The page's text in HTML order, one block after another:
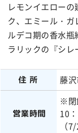
レモンイエロー
ク、エミール・
ルデコ期の香水瓶
ラリックの『シレ
住所 藤
営業時間
※閉
10
（